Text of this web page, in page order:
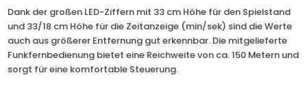
Dank der großen LED-Ziffern mit 33 cm Höhe für den Spielstand
und 33/18 cm Höhe für die Zeitanzeige (min/sek) sind die Werte
auch aus größerer Entfernung gut erkennbar. Die mitgelieferte
Funkfernbedienung bietet eine Reichweite von ca. 150 Metern und
sorgt für eine komfortable Steuerung.